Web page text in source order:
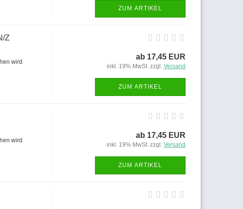
ZUM ARTIKEL
Z
wird
ab 17,45 EUR
inkl. 19% MwSt. zzgl. Versand
ZUM ARTIKEL
wird
ab 17,45 EUR
inkl. 19% MwSt. zzgl. Versand
ZUM ARTIKEL